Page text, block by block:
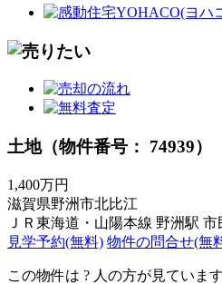
土地（物件番号： 74939）
1,400万円
滋賀県野洲市北比江
ＪＲ東海道・山陽本線 野洲駅
見学予約(無料) 物件の問合せ(無
この物件は ? 人の方が見ています